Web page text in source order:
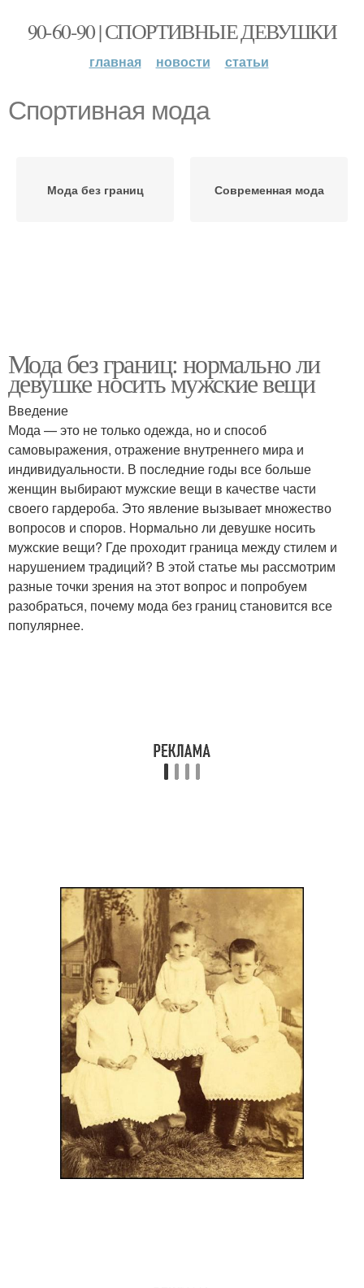
90-60-90 | СПОРТИВНЫЕ ДЕВУШКИ
главная новости статьи
Спортивная мода
Мода без границ Современная мода
Мода без границ: нормально ли
девушке носить мужские вещи
Введение
Мода — это не только одежда, но и способ
самовыражения, отражение внутреннего мира и
индивидуальности. В последние годы все больше
женщин выбирают мужские вещи в качестве части
своего гардероба. Это явление вызывает множество
вопросов и споров. Нормально ли девушке носить
мужские вещи? Где проходит граница между стилем и
нарушением традиций? В этой статье мы рассмотрим
разные точки зрения на этот вопрос и попробуем
разобраться, почему мода без границ становится все
популярнее.